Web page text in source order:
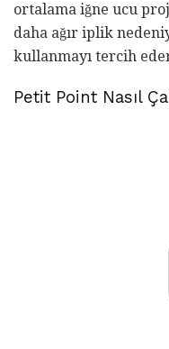
ortalama iğne ucu
daha ağır iplik
kullanmayı tercih
Petit Point Nasıl